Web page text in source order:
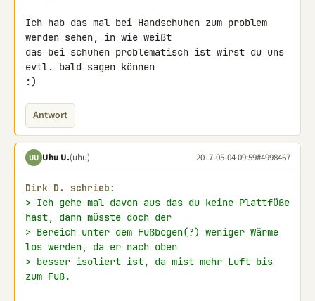
Ich hab das mal bei Handschuhen zum problem
werden sehen, in wie weißt
das bei schuhen problematisch ist wirst du uns
evtl. bald sagen können
:)
Antwort
UU Uhu U.(uhu) 2017-05-04 09:59#4998467
Dirk D. schrieb:
> Ich gehe mal davon aus das du keine Plattfüße
hast, dann müsste doch der
> Bereich unter dem Fußbogen(?) weniger Wärme
los werden, da er nach oben
> besser isoliert ist, da mist mehr Luft bis
zum Fuß.